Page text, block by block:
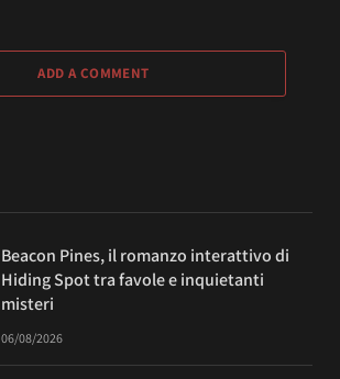
ADD A COMMENT
Beacon Pines, il romanzo interattivo di
Hiding Spot tra favole e inquietanti
misteri
06/08/2026